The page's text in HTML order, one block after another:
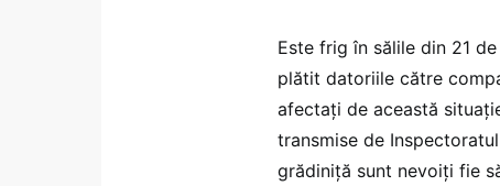
Este frig în sălile din 21
plătit datoriile către
afectați de această
transmise de
grădiniță sunt nevoiți fie